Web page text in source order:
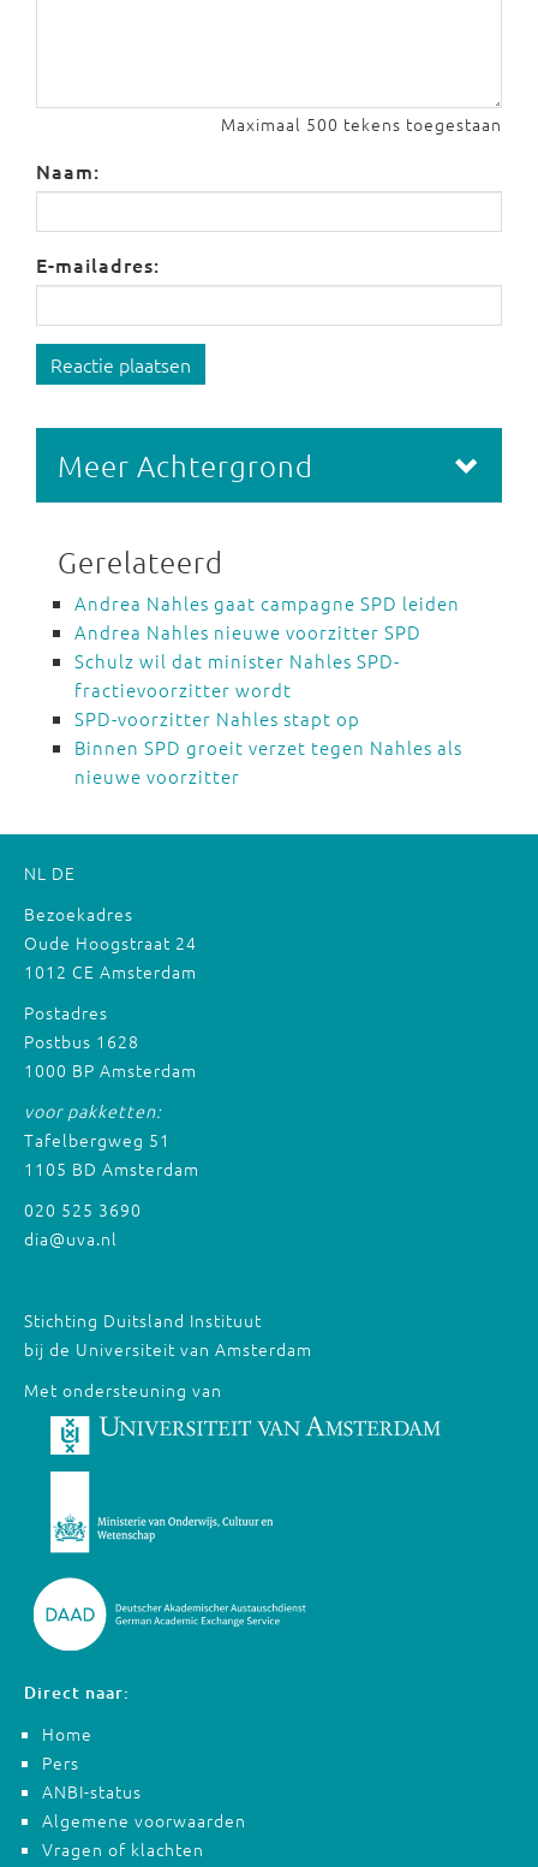
Maximaal 500 tekens toegestaan
Naam:
E-mailadres:
Reactie plaatsen
Meer Achtergrond
Gerelateerd
Andrea Nahles gaat campagne SPD leiden
Andrea Nahles nieuwe voorzitter SPD
Schulz wil dat minister Nahles SPD-
fractievoorzitter wordt
SPD-voorzitter Nahles stapt op
Binnen SPD groeit verzet tegen Nahles als
nieuwe voorzitter
NL DE
Bezoekadres
Oude Hoogstraat 24
1012 CE Amsterdam
Postadres
Postbus 1628
1000 BP Amsterdam
voor pakketten:
Tafelbergweg 51
1105 BD Amsterdam
020 525 3690
dia@uva.nl
Stichting Duitsland Instituut
bij de Universiteit van Amsterdam
Met ondersteuning van
Direct naar:
Home
Pers
ANBI-status
Algemene voorwaarden
Vragen of klachten